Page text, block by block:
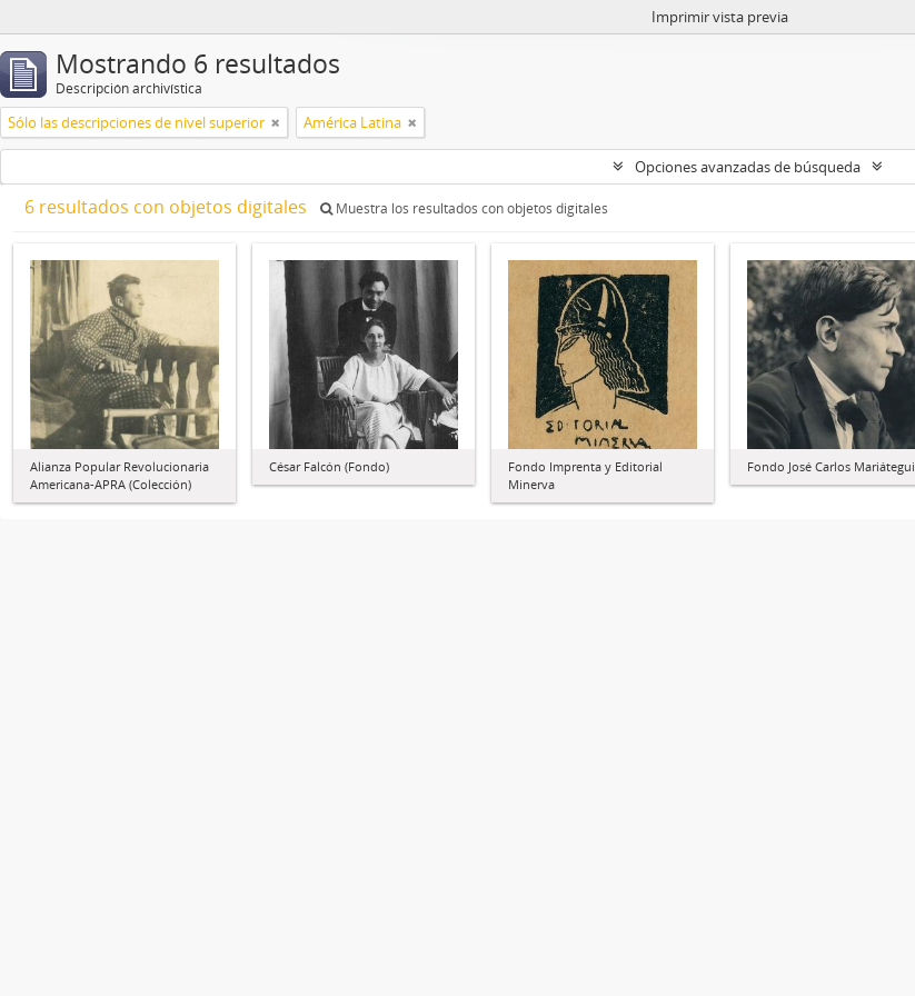
Imprimir vista previa
Mostrando 6 resultados
Descripción archivística
Sólo las descripciones de nivel superior América Latina
Opciones avanzadas de búsqueda
6 resultados con objetos digitales Muestra los resultados con objetos digitales
Alianza Popular Revolucionaria
Americana-APRA (Colección)
César Falcón (Fondo)
Fondo Imprenta y Editorial
Minerva
Fondo José Carlos Mariátegui